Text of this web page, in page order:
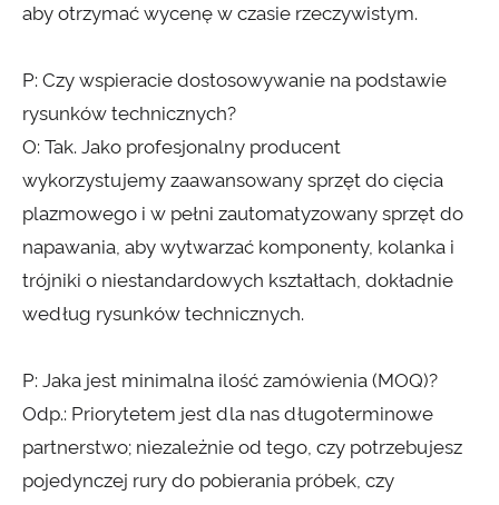
aby otrzymać wycenę w czasie rzeczywistym.
P: Czy wspieracie dostosowywanie na podstawie
rysunków technicznych?
O: Tak. Jako profesjonalny producent
wykorzystujemy zaawansowany sprzęt do cięcia
plazmowego i w pełni zautomatyzowany sprzęt do
napawania, aby wytwarzać komponenty, kolanka i
trójniki o niestandardowych kształtach, dokładnie
według rysunków technicznych.
P: Jaka jest minimalna ilość zamówienia (MOQ)?
Odp.: Priorytetem jest dla nas długoterminowe
partnerstwo; niezależnie od tego, czy potrzebujesz
pojedynczej rury do pobierania próbek, czy